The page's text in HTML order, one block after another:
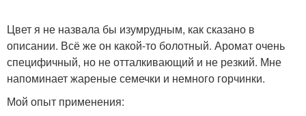
Цвет я не назвала бы изумрудным, как сказано в
описании. Всё же он какой-то болотный. Аромат очень
специфичный, но не отталкивающий и не резкий. Мне
напоминает жареные семечки и немного горчинки.
Мой опыт применения: